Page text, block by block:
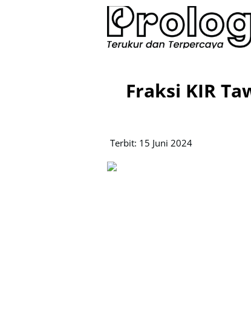
Fraksi KIR
Terbit: 15 Juni 2024